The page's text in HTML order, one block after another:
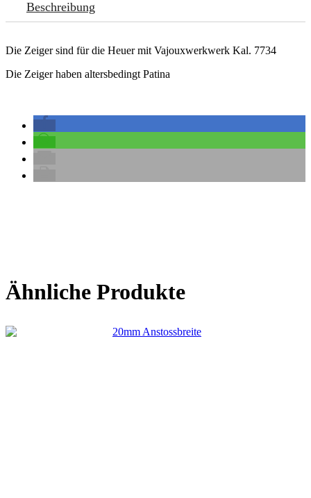
Beschreibung
Die Zeiger sind für die Heuer mit Vajouxwerkwerk Kal. 7734
Die Zeiger haben altersbedingt Patina
Ähnliche Produkte